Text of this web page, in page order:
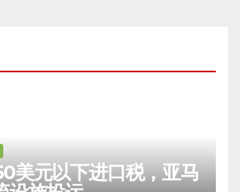
美元以下进口税，亚马